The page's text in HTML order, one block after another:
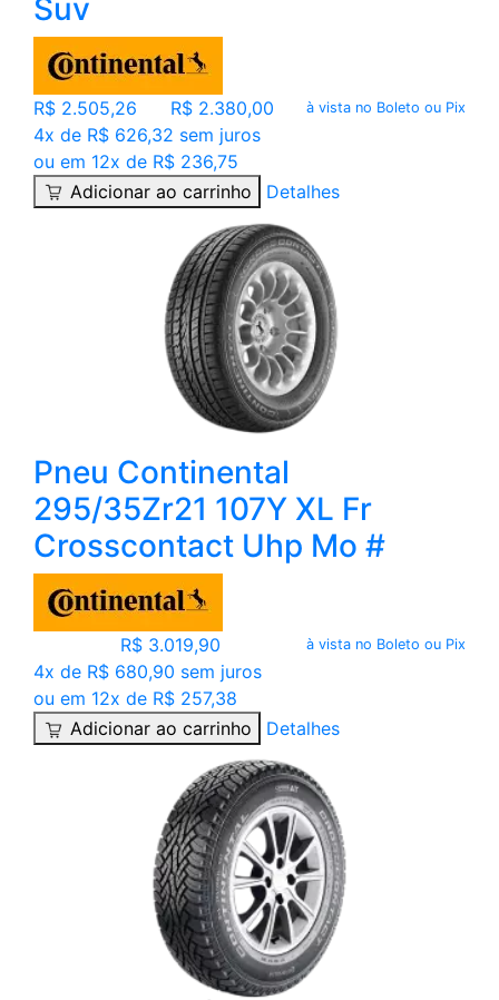
Suv
R$ 2.505,26 R$ 2.380,00 à vista no Boleto ou Pix
4x de R$ 626,32 sem juros
ou em 12x de R$ 236,75
Adicionar ao carrinho
Detalhes
Pneu Continental
295/35Zr21 107Y XL Fr
Crosscontact Uhp Mo #
R$ 3.019,90 à vista no Boleto ou Pix
4x de R$ 680,90 sem juros
ou em 12x de R$ 257,38
Adicionar ao carrinho
Detalhes